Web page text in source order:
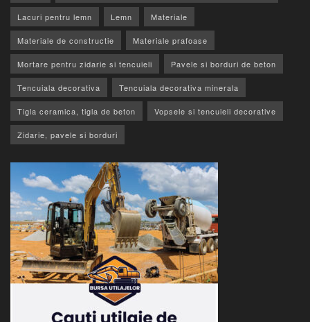
Lacuri pentru lemn Lemn Materiale
Materiale de constructie Materiale prafoase
Mortare pentru zidarie si tencuieli Pavele si borduri de beton
Tencuiala decorativa Tencuiala decorativa minerala
Tigla ceramica, tigla de beton Vopsele si tencuieli decorative
Zidarie, pavele si borduri